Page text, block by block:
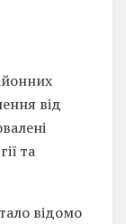
від
та
відомо